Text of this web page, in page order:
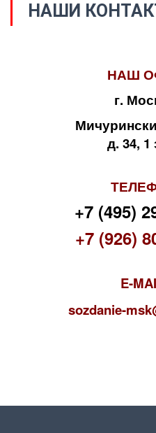
НАШИ
НАШ
г.
д. 34, 1
+7 (495)
+7 (926)
E-
sozdanie-